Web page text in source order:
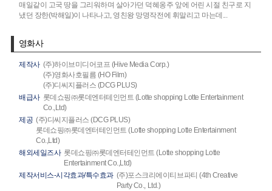
매일같이 고국 땅을 그리워하며 살아가던 덕혜옹주 앞에 어린 시절 친구로 지
냈던 장한(박해일)이 나타나고, 영친왕 망명작전에 휘말리고 마는데...
영화사
제작사 (주)하이브미디어코프 (Hive Media Corp.)
(주)영화사호필름 (HO Film)
(주)디씨지플러스 (DCG PLUS)
배급사 롯데쇼핑㈜롯데엔터테인먼트 (Lotte shopping Lotte Entertainment
Co.,Ltd)
제공 (주)디씨지플러스 (DCG PLUS)
롯데쇼핑㈜롯데엔터테인먼트 (Lotte shopping Lotte Entertainment
Co.,Ltd)
해외세일즈사 롯데쇼핑㈜롯데엔터테인먼트 (Lotte shopping Lotte
Entertainment Co.,Ltd)
제작서비스-시각효과/특수효과 (주)포스크리에이티브파티 (4th Creative
Party Co., Ltd.)